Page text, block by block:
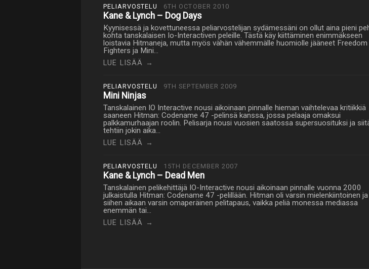
PELIARVOSTELU 6TH OCTOBER 2010
Kane & Lynch – Dog Days
Kyynisessä ja kovettuneessa peliarvostelijan sydämessäni on ollut aina pieni
kohta tanskalaisen Io-Interactiven peleille. Tästä käy kiittäminen enimmäkseen
loistavia Hitmaneja, mutta myös vähän vähemmälle huomiolle jääneet Freedom
Fighters ja Mini…
LUE LISÄÄ →
PELIARVOSTELU 9TH SEPTEMBER 2009
Mini Ninjas
Tanskalainen IO Interactive nousi aikoinaan pinnalle hieman vaihtelevaa kritiikkiä
saaneen Hitman: Codename 47 -pelinsä kanssa, jossa pelaaja omaksui
palkkamurhaajan roolin. Pelisarja nousi vuosien saatossa supersuosituksi ja
tehtiin jokin aika…
LUE LISÄÄ →
PELIARVOSTELU 15TH DECEMBER 2007
Kane & Lynch – Dead Men
Tanskalainen pelikehittäjä IO-Interactive nousi aikoinaan pinnalle vuonna 2000
julkaistulla Hitman: Codename 47 -pelillään. Hitman oli varsin mielenkiintoinen
siihen aikaan varsin omaperäinen pelitapaus, vaikka peliä monessa mediassa
enemmän tai…
LUE LISÄÄ →